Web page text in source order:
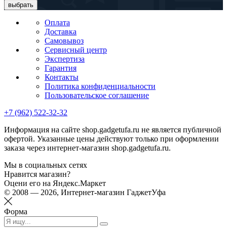
выбрать
Оплата
Доставка
Самовывоз
Сервисный центр
Экспертиза
Гарантия
Контакты
Политика конфиденциальности
Пользовательское соглашение
+7 (962) 522-32-32
Информация на сайте shop.gadgetufa.ru не является публичной
офертой. Указанные цены действуют только при оформлении
заказа через интернет-магазин shop.gadgetufa.ru.
Мы в социальных сетях
Нравится магазин?
Оцени его на Яндекс.Маркет
© 2008 — 2026, Интернет-магазин ГаджетУфа
Форма